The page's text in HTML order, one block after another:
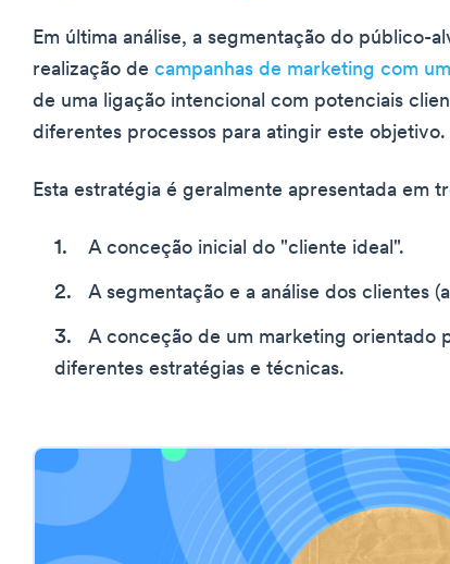
Em última análise, a segmentação do público-
realização de campanhas de marketing com
de uma ligação intencional com potenciais
diferentes processos para atingir este objetivo.
Esta estratégia é geralmente apresentada em
A conceção inicial do "cliente ideal".
A segmentação e a análise dos clientes
A conceção de um marketing orientado
diferentes estratégias e técnicas.